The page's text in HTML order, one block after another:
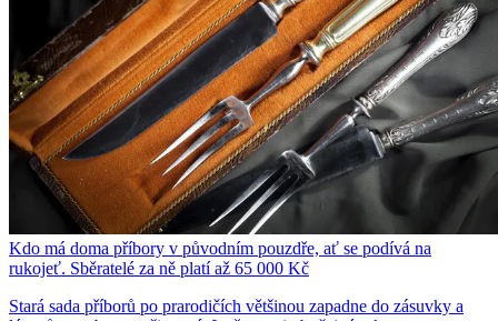
Kdo má doma příbory v původním pouzdře, ať se podívá na
rukojeť. Sběratelé za ně platí až 65 000 Kč
Stará sada příborů po prarodičích většinou zapadne do zásuvky a